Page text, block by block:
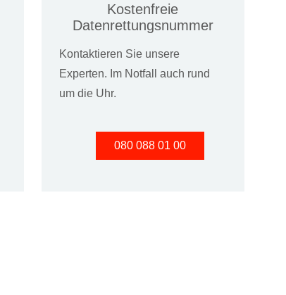
Kostenfreie
Datenrettungsnummer
Kontaktieren Sie unsere
Experten. Im Notfall auch rund
um die Uhr.
080 088 01 00